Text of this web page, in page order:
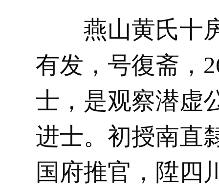
燕山黄氏十房
有发，号復斋，
士，是观察潜虚
进士。初授南直
国府推官，陞四